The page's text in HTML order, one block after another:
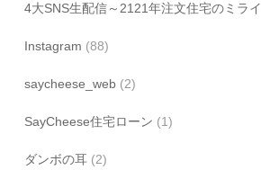
4大SNS生配信～2121年注文住宅のミライ
Instagram (88)
saycheese_web (2)
SayCheese住宅ローン (1)
ダンボの耳 (2)